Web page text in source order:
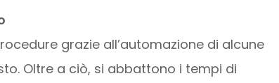
grazie all’automazione di alcune
Oltre a ciò, si abbattono i tempi di